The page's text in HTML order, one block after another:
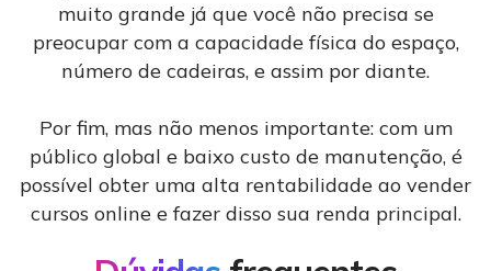
muito grande já que você não precisa se
preocupar com a capacidade física do espaço,
número de cadeiras, e assim por diante.
Por fim, mas não menos importante: com um
público global e baixo custo de manutenção, é
possível obter uma alta rentabilidade ao vender
cursos online e fazer disso sua renda principal.